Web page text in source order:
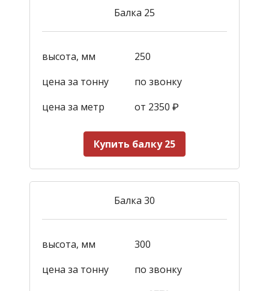
Балка 25
высота, мм
250
цена за тонну
по звонку
цена за метр
от 2350 ₽
Купить балку 25
Балка 30
высота, мм
300
цена за тонну
по звонку